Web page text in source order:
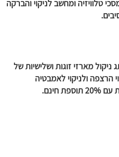
טלוויזיה ומחשב לניקוי והברקה
מארזי זוגות ושלישיות של
הרצפה ולניקוי לאמבטיה
חינם.